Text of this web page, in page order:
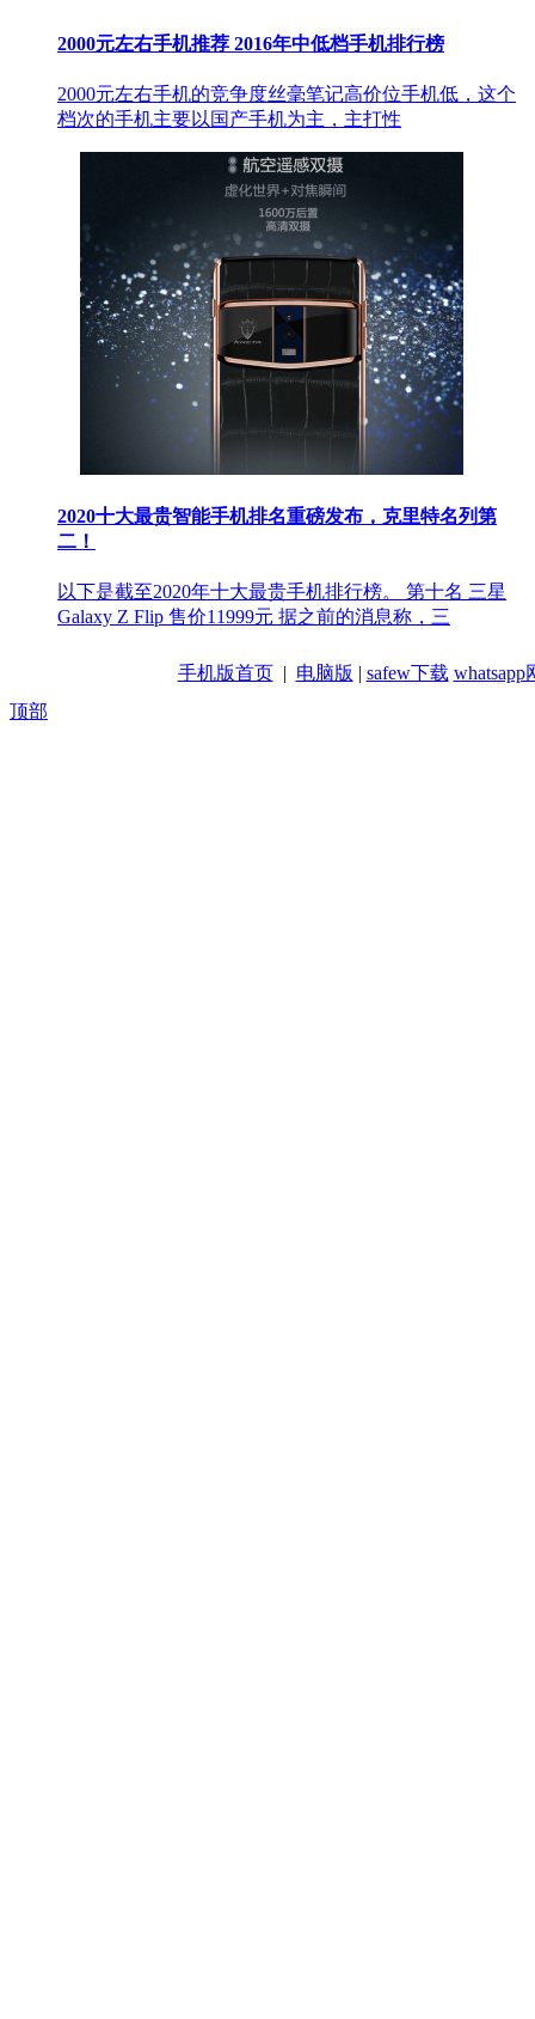
2000元左右手机推荐 2016年中低档手机排行榜
2000元左右手机的竞争度丝毫笔记高价位手机低，这个
档次的手机主要以国产手机为主，主打性
2020十大最贵智能手机排名重磅发布，克里特名列第
二！
以下是截至2020年十大最贵手机排行榜。 第十名 三星
Galaxy Z Flip 售价11999元 据之前的消息称，三
手机版首页| 电脑版 | safew下载 whatsapp
顶部